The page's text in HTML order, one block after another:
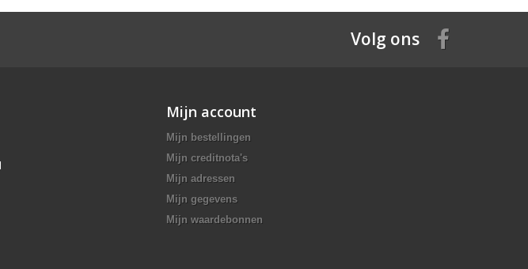
Volg ons
Mijn account
Mijn bestellingen
Mijn creditnota's
Mijn adressen
Mijn gegevens
Mijn waardebonnen